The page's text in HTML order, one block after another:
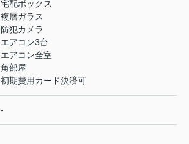
宅配ボックス
複層ガラス
防犯カメラ
エアコン3台
エアコン全室
角部屋
初期費用カード決済可
-